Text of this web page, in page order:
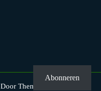
Door Themesglance
Abonneren